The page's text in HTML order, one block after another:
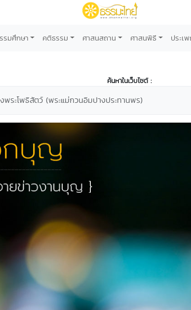
รมศึกษา คติธรรม ศาสนสถาน ศาสนพิธี ประเ
ค้นหาในเว็บไซต์ :
พระโพธิสัตว์ (พระแม่กวนอิมปางประทานพร)